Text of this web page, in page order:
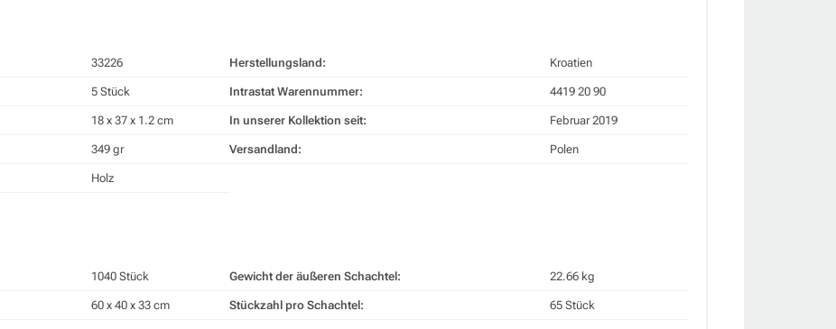
33226
5 Stück
18 x 37 x 1.2 cm
349 gr
Holz
Herstellungsland: Kroatien
Intrastat Warennummer: 4419 20 90
In unserer Kollektion seit: Februar 2019
Versandland: Polen
1040 Stück
60 x 40 x 33 cm
Gewicht der äußeren Schachtel: 22.66 kg
Stückzahl pro Schachtel: 65 Stück